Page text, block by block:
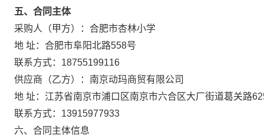
五、合同主体
采购人（甲方）： 合肥市杏林小学
地 址： 合肥市阜阳北路558号
联系方式： 18755199116
供应商（乙方）： 南京动玛商贸有限公司
地 址： 江苏省南京市浦口区南京市六合区大厂街道葛关路
联系方式： 13915977933
六、合同主体信息